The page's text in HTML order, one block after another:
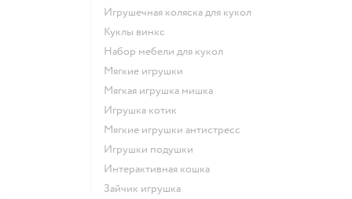
Игрушечная коляска для кукол
Куклы винкс
Набор мебели для кукол
Мягкие игрушки
Мягкая игрушка мишка
Игрушка котик
Мягкие игрушки антистресс
Игрушки подушки
Интерактивная кошка
Зайчик игрушка